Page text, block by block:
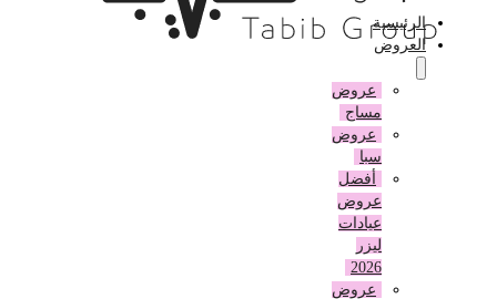
الرئيسية
العروض
عروض
مساج
عروض
أفضل
عروض
عيادات
عروض